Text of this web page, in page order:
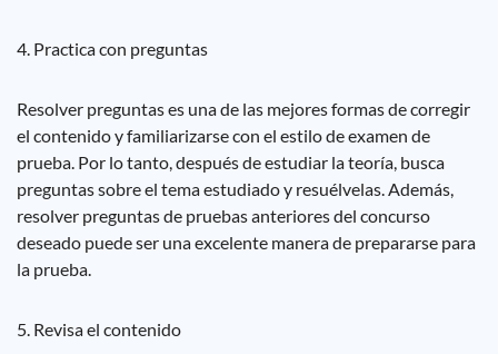
4. Practica con preguntas
Resolver preguntas es una de las mejores formas de corregir
el contenido y familiarizarse con el estilo de examen de
prueba. Por lo tanto, después de estudiar la teoría, busca
preguntas sobre el tema estudiado y resuélvelas. Además,
resolver preguntas de pruebas anteriores del concurso
deseado puede ser una excelente manera de prepararse para
la prueba.
5. Revisa el contenido